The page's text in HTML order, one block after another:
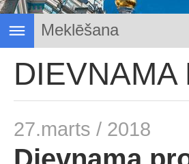
Draudzes ziņas
Svētais svētmoceklis Rīgas
Svētvietas
Sakramenti
Dievkalpojumu saraksts
DIEVNAMA
27.marts / 2018